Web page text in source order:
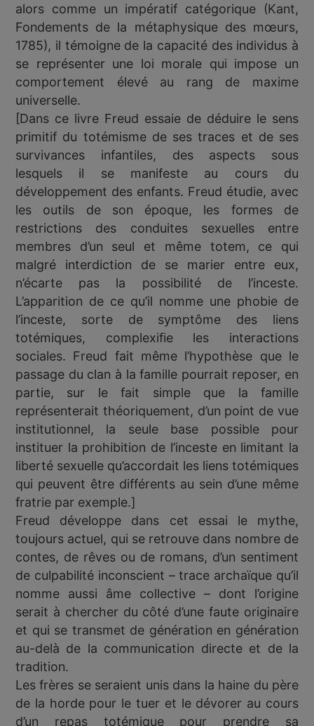
alors comme un impératif catégorique (Kant,
Fondements de la métaphysique des mœurs,
1785), il témoigne de la capacité des individus à
se représenter une loi morale qui impose un
comportement élevé au rang de maxime
universelle.
[Dans ce livre Freud essaie de déduire le sens
primitif du totémisme de ses traces et de ses
survivances infantiles, des aspects sous
lesquels il se manifeste au cours du
développement des enfants. Freud étudie, avec
les outils de son époque, les formes de
restrictions des conduites sexuelles entre
membres d’un seul et même totem, ce qui
malgré interdiction de se marier entre eux,
n’écarte pas la possibilité de l’inceste.
L’apparition de ce qu’il nomme une phobie de
l’inceste, sorte de symptôme des liens
totémiques, complexifie les interactions
sociales. Freud fait même l’hypothèse que le
passage du clan à la famille pourrait reposer, en
partie, sur le fait simple que la famille
représenterait théoriquement, d’un point de vue
institutionnel, la seule base possible pour
instituer la prohibition de l’inceste en limitant la
liberté sexuelle qu’accordait les liens totémiques
qui peuvent être différents au sein d’une même
fratrie par exemple.]
Freud développe dans cet essai le mythe,
toujours actuel, qui se retrouve dans nombre de
contes, de rêves ou de romans, d’un sentiment
de culpabilité inconscient – trace archaïque qu’il
nomme aussi âme collective – dont l’origine
serait à chercher du côté d’une faute originaire
et qui se transmet de génération en génération
au-delà de la communication directe et de la
tradition.
Les frères se seraient unis dans la haine du père
de la horde pour le tuer et le dévorer au cours
d’un repas totémique pour prendre sa